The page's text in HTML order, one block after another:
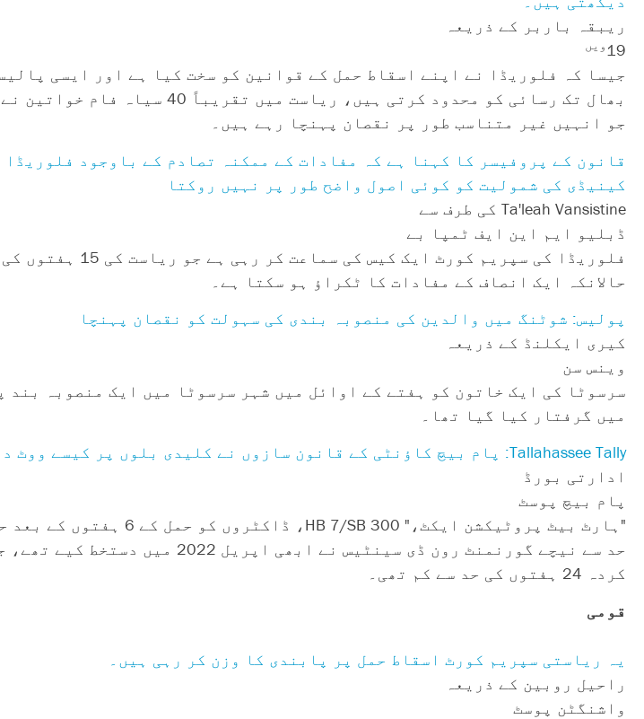
ریبقہ باربر کے ذریعہ
19ویں
جیسا کہ فلوریڈا نے اپنے اسقاط حمل کے قوانین کو سخت کیا ہے اور ایسی
بھال تک رسائی کو محدود کرتی ہیں،
جو انہیں غیر متناسب طور پر نقصان پہنچا رہے ہیں۔
قانون کے پروفیسر کا کہنا ہے کہ مفادات کے ممکنہ تصادم کے باوجود
کینیڈی کی شمولیت کو کوئی اصول واضح طور پر نہیں روکتا
Ta'leah Vansistine کی طرف سے
ڈبلیو ایم این ایف ٹمپا بے
فلوریڈا کی سپریم
حالانکہ ایک انصاف کے مفادات کا ٹکراؤ ہو سکتا ہے۔
پولیس: شوٹنگ میں والدین کی منصوبہ بندی کی سہولت کو نقصان پہنچا
کیری ایکلنڈ کے ذریعہ
وینس سن
سرسوٹا کی ایک خاتون کو ہفتے کے اوائل میں شہر سرسوٹا میں ایک منصوبہ بند
میں گرفتار کیا گیا تھا۔
Tallahassee Tally: پام بیچ کاؤنٹی کے قانون سازوں نے کلیدی بلوں پر کیسے ووٹ دیا۔ آج: اسقاط حمل۔
ادارتی بورڈ
پام بیچ پوسٹ
حد سے نیچے گورنمنٹ رون ڈی سینٹیس نے
کردہ 24 ہفتوں کی حد سے کم تھی۔
قومی
یہ ریاستی سپریم کورٹ اسقاط حمل پر پابندی کا وزن کر رہی ہیں۔
راحیل روبین کے ذریعہ
واشنگٹن پوسٹ